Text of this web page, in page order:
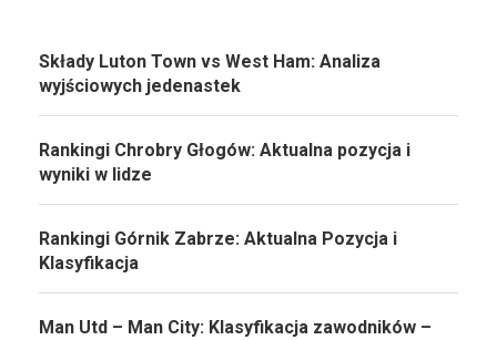
Składy Luton Town vs West Ham: Analiza
wyjściowych jedenastek
Rankingi Chrobry Głogów: Aktualna pozycja i
wyniki w lidze
Rankingi Górnik Zabrze: Aktualna Pozycja i
Klasyfikacja
Man Utd – Man City: Klasyfikacja zawodników –